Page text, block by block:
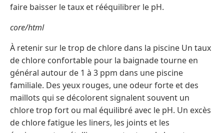
faire baisser le taux et rééquilibrer le pH.
core/html
À retenir sur le trop de chlore dans la piscine Un taux
de chlore confortable pour la baignade tourne en
général autour de 1 à 3 ppm dans une piscine
familiale. Des yeux rouges, une odeur forte et des
maillots qui se décolorent signalent souvent un
chlore trop fort ou mal équilibré avec le pH. Un excès
de chlore fatigue les liners, les joints et les